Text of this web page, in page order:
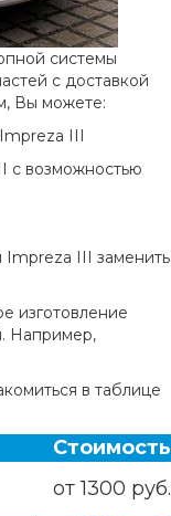
системы
с доставкой
Вы можете:
III
с возможностью
Impreza III заменить
изготовление
Например,
в таблице
Стоимость
от 1300 руб.